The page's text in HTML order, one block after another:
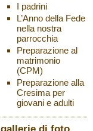
I padrini
L’Anno della Fede
nella nostra
parrocchia
Preparazione al
matrimonio
(CPM)
Preparazione alla
Cresima per
giovani e adulti
di foto